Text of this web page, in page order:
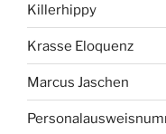
Killerhippy
Krasse Eloquenz
Marcus Jaschen